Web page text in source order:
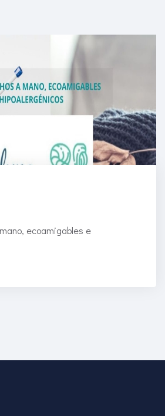
to 2,000 of Educati’s top
ecoamigables e